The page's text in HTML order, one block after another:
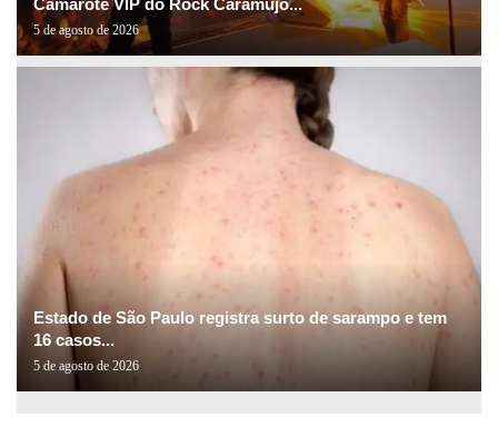
5 de agosto de 2026
Estado de São Paulo registra surto de sarampo e tem
16 casos...
5 de agosto de 2026